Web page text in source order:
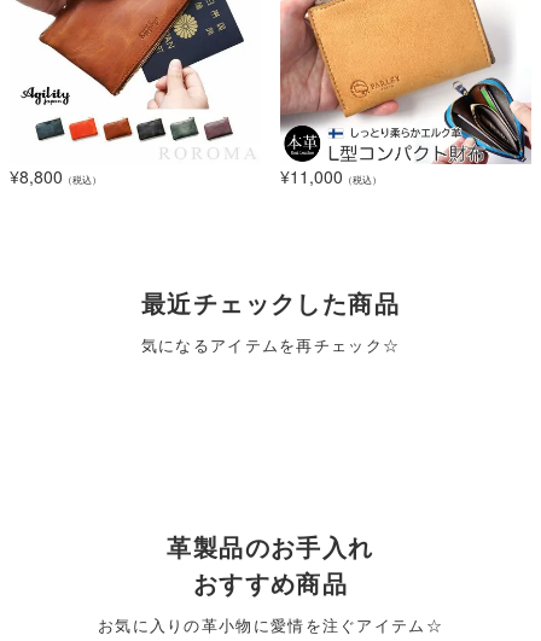
¥8,800 （税込） ¥11,000 （税込）
最近チェックした商品
気になるアイテムを再チェック☆
革製品のお手入れ
おすすめ商品
お気に入りの革小物に愛情を注ぐアイテム☆